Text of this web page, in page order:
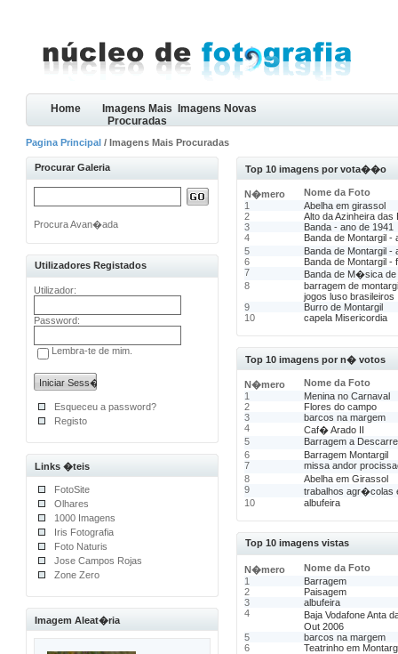
Home
Imagens Mais
Procuradas
Imagens Novas
Pagina Principal / Imagens Mais Procuradas
Procurar Galeria
Procura Avan�ada
Utilizadores Registados
Utilizador:
Password:
Lembra-te de mim.
Esqueceu a password?
Registo
Links �teis
FotoSite
Olhares
1000 Imagens
Iris Fotografia
Foto Naturis
Jose Campos Rojas
Zone Zero
Imagem Aleat�ria
Top 10 imagens por vota��o
N�mero
Nome da Foto
1
Abelha em girassol
2
Alto da Azinheira das
3
Banda - ano de 1941
4
Banda de Montargil -
5
Banda de Montargil -
6
Banda de Montargil -
7
Banda de M�sica de
8
barragem de
jogos luso brasileiros
9
Burro de Montargil
10
capela Misericordia
Top 10 imagens por n� votos
N�mero
Nome da Foto
1
Menina no Carnaval
2
Flores do campo
3
barcos na margem
4
Caf� Arado II
5
Barragem a
6
Barragem Montargil
7
missa andor
8
Abelha em Girassol
9
trabalhos agr�colas
10
albufeira
Top 10 imagens vistas
N�mero
Nome da Foto
1
Barragem
2
Paisagem
3
albufeira
4
Baja Vodafone Anta
Out 2006
5
barcos na margem
6
Teatrinho em